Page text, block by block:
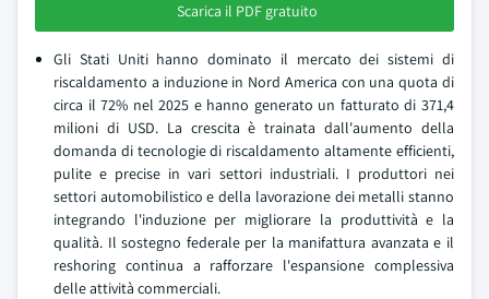
Scarica il PDF gratuito
Gli Stati Uniti hanno dominato il mercato dei sistemi di
riscaldamento a induzione in Nord America con una quota di
circa il 72% nel 2025 e hanno generato un fatturato di 371,4
milioni di USD. La crescita è trainata dall'aumento della
domanda di tecnologie di riscaldamento altamente efficienti,
pulite e precise in vari settori industriali. I produttori nei
settori automobilistico e della lavorazione dei metalli stanno
integrando l'induzione per migliorare la produttività e la
qualità. Il sostegno federale per la manifattura avanzata e il
reshoring continua a rafforzare l'espansione complessiva
delle attività commerciali.